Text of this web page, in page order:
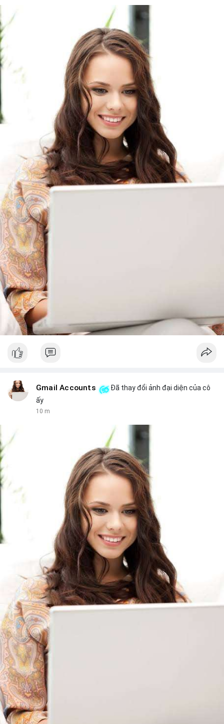
Gmail Accounts
Đã thay đổi ảnh đại diện của cô
ấy
10 m